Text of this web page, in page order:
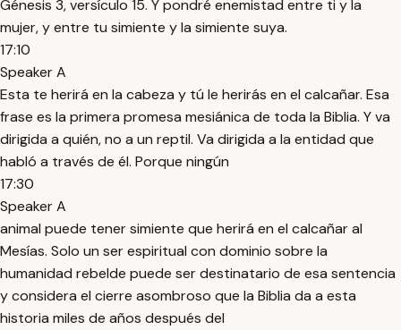
Génesis 3, versículo 15. Y pondré enemistad entre ti y la
mujer, y entre tu simiente y la simiente suya.
17:10
Speaker A
Esta te herirá en la cabeza y tú le herirás en el calcañar. Esa
frase es la primera promesa mesiánica de toda la Biblia. Y va
dirigida a quién, no a un reptil. Va dirigida a la entidad que
habló a través de él. Porque ningún
17:30
Speaker A
animal puede tener simiente que herirá en el calcañar al
Mesías. Solo un ser espiritual con dominio sobre la
humanidad rebelde puede ser destinatario de esa sentencia
y considera el cierre asombroso que la Biblia da a esta
historia miles de años después del